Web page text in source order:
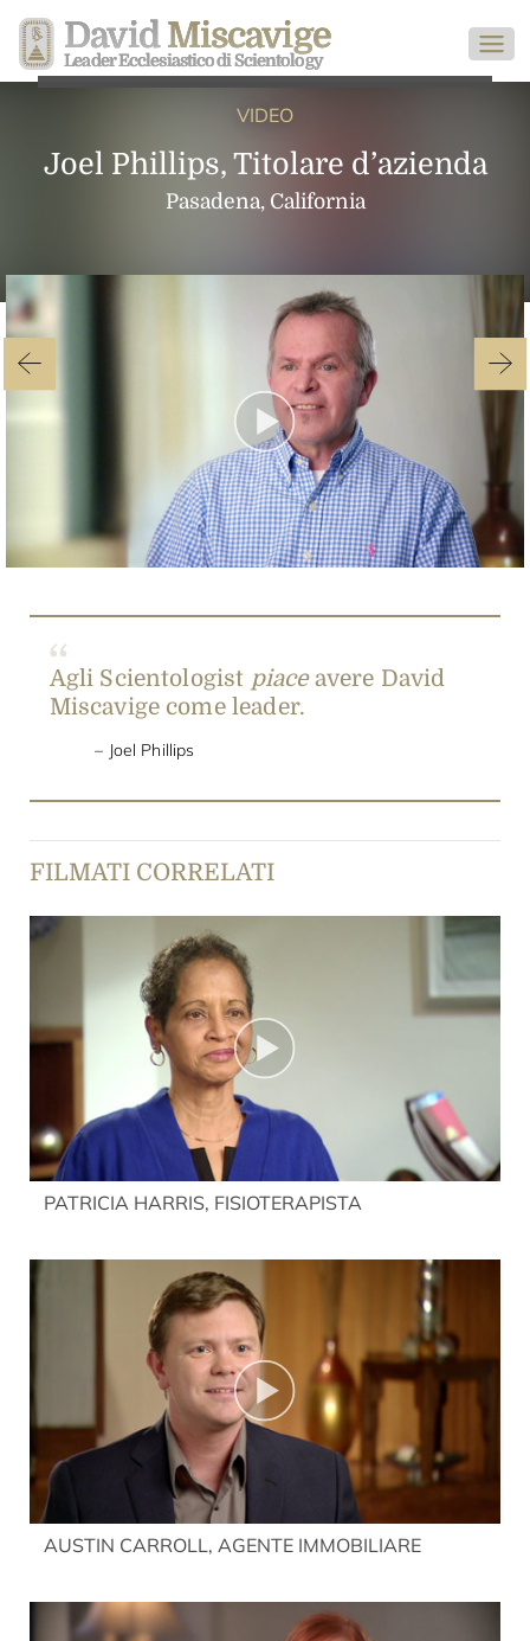
David Miscavige
Leader Ecclesiastico di Scientology
VIDEO
Joel Phillips, Titolare d’azienda
Pasadena, California
Play
Video
Agli Scientologist piaceavere David
Miscavige come leader.
Joel Phillips
FILMATI CORRELATI
PATRICIA HARRIS, FISIOTERAPISTA
AUSTIN CARROLL, AGENTE IMMOBILIARE